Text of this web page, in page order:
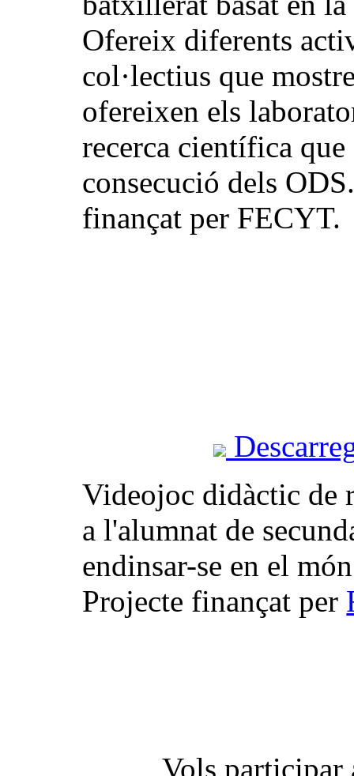
Ofereix diferents
col·lectius que
ofereixen els
recerca científica que
consecució dels
finançat per FECYT.
Videojoc didàctic de
a l'alumnat de
endinsar-se en el
Projecte finançat per
Vols participar